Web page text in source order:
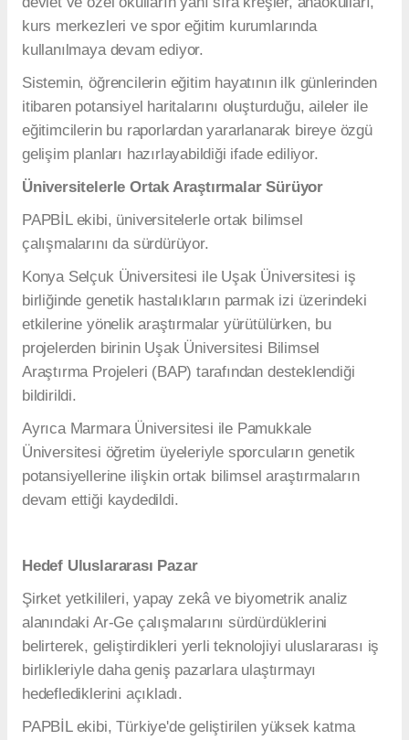
Şirket yetkilileri, sistemin ilk günden itibaren
sayılı Kişisel Verilerin Korunması Kanunu (KVKK)
Açıklamaya göre analiz sırasında alınan parmak izi
görüntüleri kayıt altına alınmıyor, depolanmıyor ve
arşivlenmiyor. Parmak izi verileri bilgisayar ortamında
anonim sayısal kodlara dönüştürülerek yapay zekâ
Sistemde Henry-Galton parmak izi sınıflandırma
yönteminin yanı sıra geliştiriciler tarafından geliştirilen
ÇINGI Açısal Ölçüm Tekniği nin de kullanıldığı
belirtiliyor.
Şirket ayrıca analizlerin açık rıza esasına göre
gerçekleştirildiğini, VERBİS kayıtlarının bulunduğunu
ve tüm süreçlerin yürürlükteki mevzuata uygun şekilde